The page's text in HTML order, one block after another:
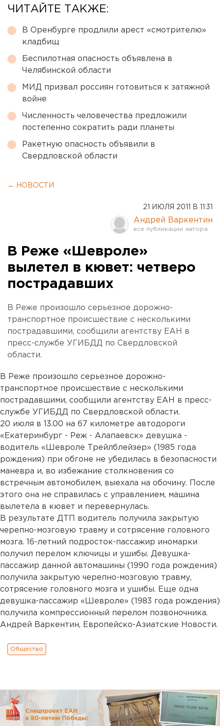
ЧИТАЙТЕ ТАКЖЕ:
В Оренбурге продлили арест «смотрителю»
кладбищ
Беспилотная опасность объявлена в
Челябинской области
МИД призвал россиян готовиться к затяжной
войне
Численность человечества предложили
постепенно сократить ради планеты
Ракетную опасность объявили в
Свердловской области
← НОВОСТИ
21 ИЮЛЯ 2011 В 11:31
Андрей Варкентин
В Реже «Шевроле»
вылетел в кювет: четверо
пострадавших
В Реже произошло серьезное дорожно-
транспортное происшествие с несколькими
пострадавшими, сообщили агентству ЕАН в
пресс-службе УГИБДД по Свердловской
области.
В Реже произошло серьезное дорожно-
транспортное происшествие с несколькими
пострадавшими, сообщили агентству ЕАН в пресс-
службе УГИБДД по Свердловской области.
20 июля в 13.00 на 67 километре автодороги
«Екатеринбург - Реж - Алапаевск» девушка -
водитель «Шевроле Трейлблейзер» (1985 года
рождения) при обгоне не убедилась в безопасности
маневра и, во избежание столкновения со
встречным автомобилем, выехала на обочину. После
этого она не справилась с управлением, машина
вылетела в кювет и перевернулась.
В результате ДТП водитель получила закрытую
черепно-мозговую травму и сотрясение головного
мозга. 16-летний подросток-пассажир иномарки
получил перелом ключицы и ушибы. Девушка-
пассажир данной автомашины (1990 года рождения)
получила закрытую черепно-мозговую травму,
сотрясение головного мозга и ушибы. Еще одна
девушка-пассажир «Шевроле» (1983 года рождения)
получила компрессионный перелом позвоночника.
Андрей Варкентин, Европейско-Азиатские Новости.
Общество